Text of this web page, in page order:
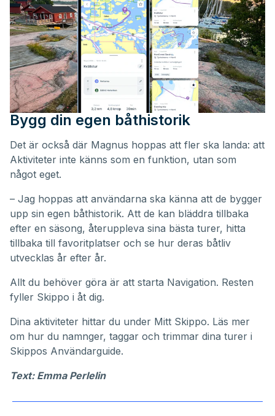
Bygg din egen båthistorik
Det är också där Magnus hoppas att fler ska landa: att
Aktiviteter inte känns som en funktion, utan som
något eget.
– Jag hoppas att användarna ska känna att de bygger
upp sin egen båthistorik. Att de kan bläddra tillbaka
efter en säsong, återuppleva sina bästa turer, hitta
tillbaka till favoritplatser och se hur deras båtliv
utvecklas år efter år.
Allt du behöver göra är att starta Navigation. Resten
fyller Skippo i åt dig.
Dina aktiviteter hittar du under Mitt Skippo. Läs mer
om hur du namnger, taggar och trimmar dina turer i
Skippos Användarguide.
Text: Emma Perlelin